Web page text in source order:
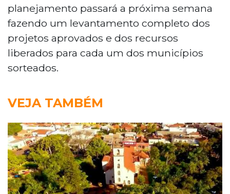
planejamento passará a próxima semana
fazendo um levantamento completo dos
projetos aprovados e dos recursos
liberados para cada um dos municípios
sorteados.
VEJA TAMBÉM